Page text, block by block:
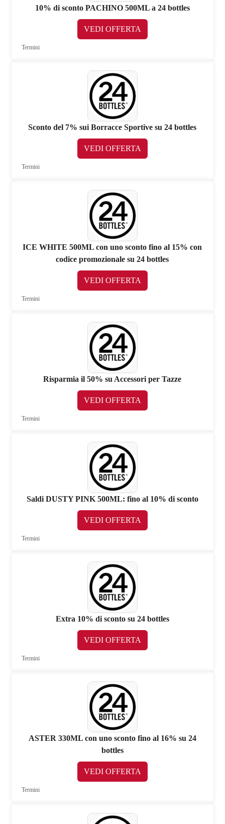
10% di sconto PACHINO 500ML a 24 bottles
VEDI OFFERTA
Termini
Sconto del 7% sui Borracce Sportive su 24 bottles
VEDI OFFERTA
Termini
ICE WHITE 500ML con uno sconto fino al 15% con
codice promozionale su 24 bottles
VEDI OFFERTA
Termini
Risparmia il 50% su Accessori per Tazze
VEDI OFFERTA
Termini
Saldi DUSTY PINK 500ML: fino al 10% di sconto
VEDI OFFERTA
Termini
Extra 10% di sconto su 24 bottles
VEDI OFFERTA
Termini
ASTER 330ML con uno sconto fino al 16% su 24
bottles
VEDI OFFERTA
Termini